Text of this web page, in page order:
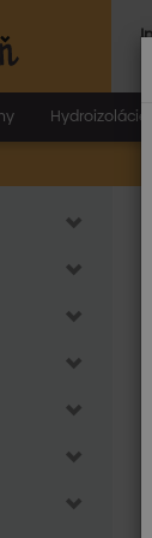
Hydroizolácie